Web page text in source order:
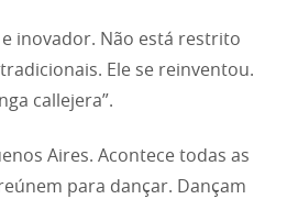
inovador. Não está restrito
Ele se reinventou.
callejera”.
Aires. Acontece todas as
para dançar. Dançam